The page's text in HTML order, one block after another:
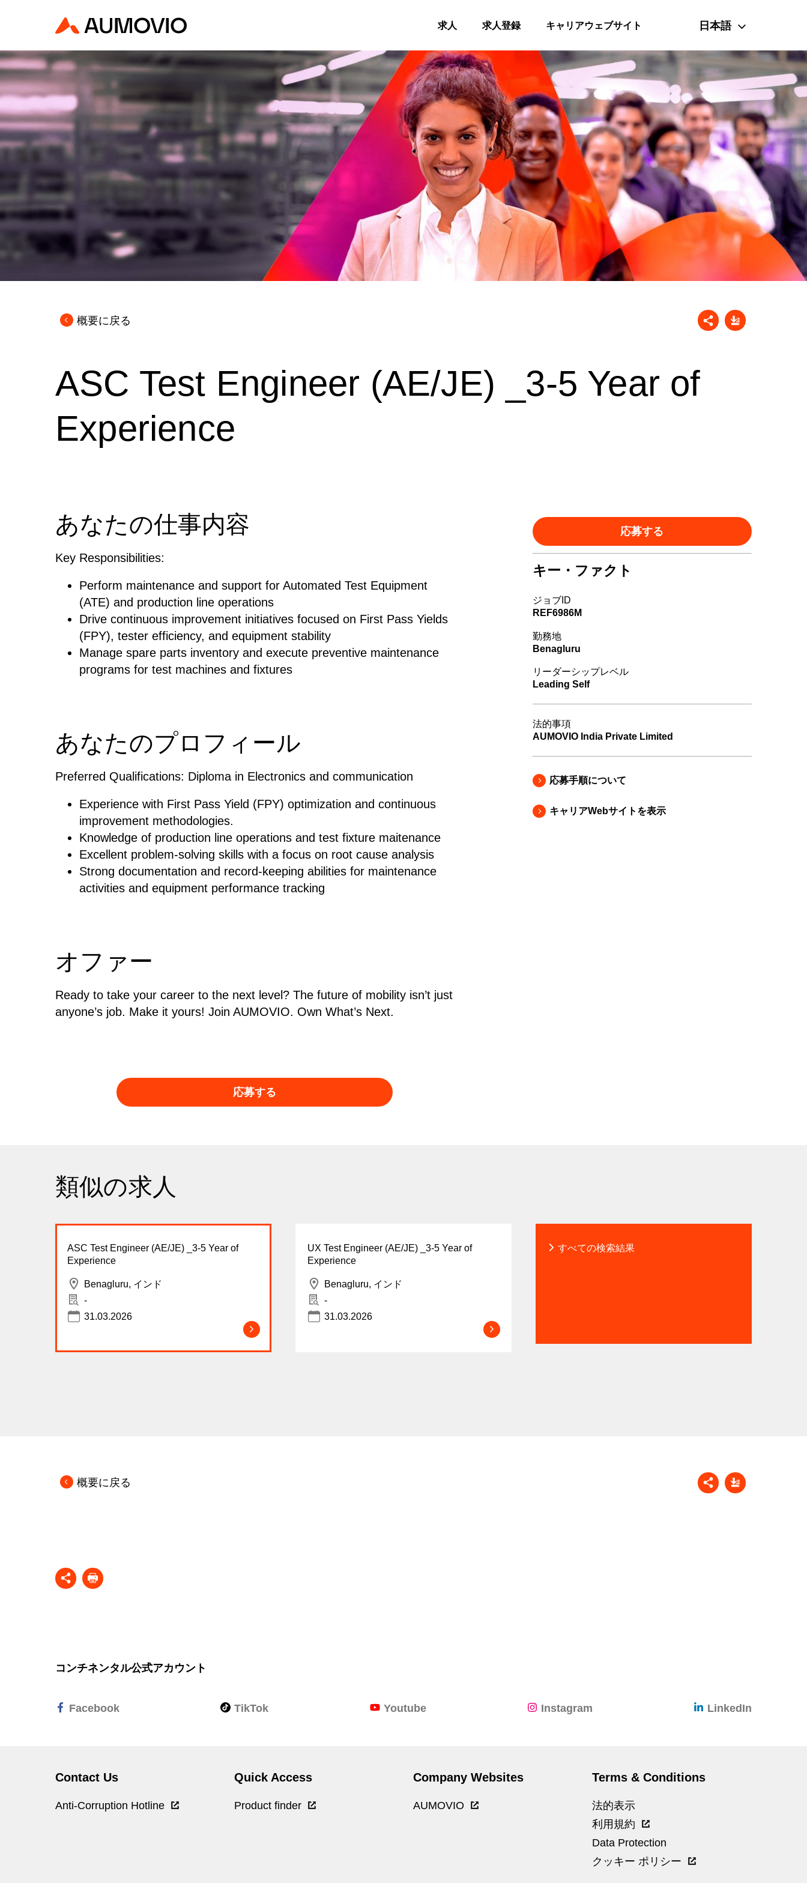
求人 求人登録 キャリアウェブサイト 日本語
概要に戻る
ASC Test Engineer (AE/JE) _3-5 Year of
Experience
あなたの仕事内容
Key Responsibilities:
Perform maintenance and support for Automated Test Equipment
(ATE) and production line operations
Drive continuous improvement initiatives focused on First Pass Yields
(FPY), tester efficiency, and equipment stability
Manage spare parts inventory and execute preventive maintenance
programs for test machines and fixtures
あなたのプロフィール
Preferred Qualifications: Diploma in Electronics and communication
Experience with First Pass Yield (FPY) optimization and continuous
improvement methodologies.
Knowledge of production line operations and test fixture maitenance
Excellent problem-solving skills with a focus on root cause analysis
Strong documentation and record-keeping abilities for maintenance
activities and equipment performance tracking
オファー
Ready to take your career to the next level? The future of mobility isn’t just
anyone’s job. ​Make it yours! ​Join AUMOVIO. Own What’s Next.​
応募する
キー・ファクト
ジョブID
REF6986M
勤務地
Benagluru
リーダーシップレベル
Leading Self
法的事項
AUMOVIO India Private Limited
応募する
応募手順について
キャリアWebサイトを表示
類似の求人
ASC Test Engineer (AE/JE) _3-5 Year of
Experience
Benagluru, インド
-
31.03.2026
UX Test Engineer (AE/JE) _3-5 Year of
Experience
Benagluru, インド
-
31.03.2026
すべての検索結果
概要に戻る
コンチネンタル公式アカウント
Facebook TikTok Youtube Instagram LinkedIn
Contact Us
Anti-Corruption Hotline
Quick Access
Product finder
Company Websites
AUMOVIO
Terms & Conditions
法的表示
利用規約
Data Protection
クッキー ポリシー